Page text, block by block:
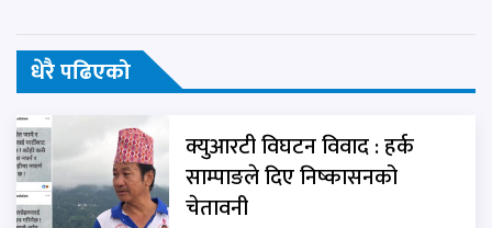
धेरै पढिएको
क्युआरटी विघटन विवाद : हर्क
साम्पाङले दिए निष्कासनको
चेतावनी